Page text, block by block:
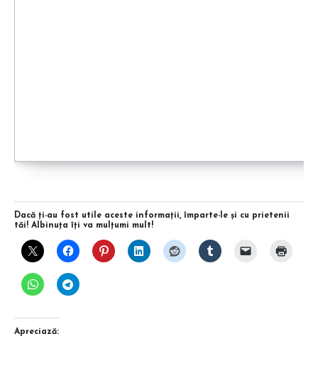
Dacă ţi-au fost utile aceste informaţii, împarte-le şi cu prietenii
tăi! Albinuţa îţi va mulţumi mult!
Apreciază: